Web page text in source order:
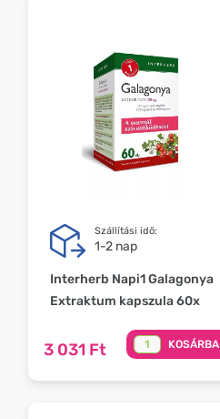
Szállítási idő:
1-2 nap
Interherb Napi1 Galagonya
Extraktum kapszula 60x
3 031 Ft KOSÁRBA